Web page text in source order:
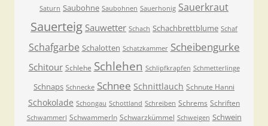
Saturn Saubohne Saubohnen Sauerhonig Sauerkraut
Sauerteig Sauwetter Schach Schachbrettblume Schaf
Schafgarbe Schalotten Schatzkammer Scheibengurke
Schitour Schlehe Schlehen Schlipfkrapfen Schmetterlinge
Schnaps Schnecke Schnee Schnittlauch Schnute Hanni
Schokolade Schongau Schottland Schreiben Schrems Schriften
Schwammerl Schwammerln Schwarzkümmel Schweigen Schwein